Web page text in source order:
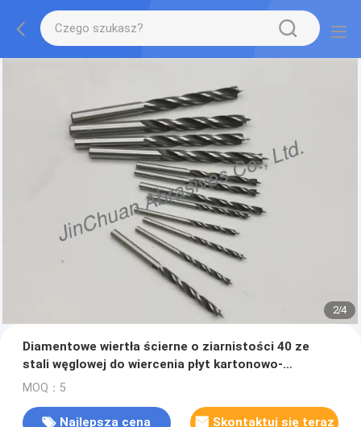
2/4
Diamentowe wiertła ścierne o ziarnistości 40 ze
stali węglowej do wiercenia płyt kartonowo-
gipsowych w drewnie
MOQ：5
Najlepsza cena Skontaktuj się teraz